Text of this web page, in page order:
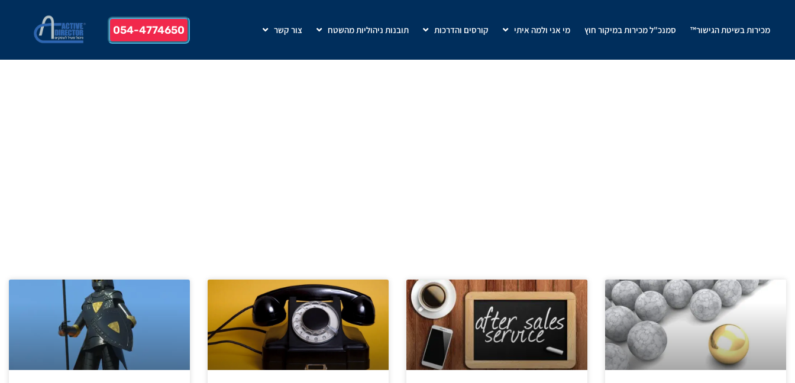
מכירות בשיטת הגישור™ סמנכ"ל מכירות במיקור חוץ מי אני ולמה איתי קורסים והדרכות תובנות ניהוליות מהשטח צור קשר 054-4774650